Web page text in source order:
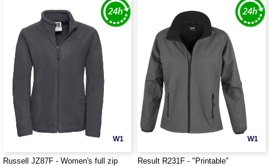
W1
Russell JZ87F - Women's full zip
W1
Result R231F - "Printable"